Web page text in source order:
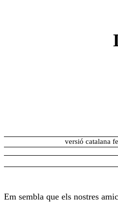
versió catalana
Em sembla que els nostres